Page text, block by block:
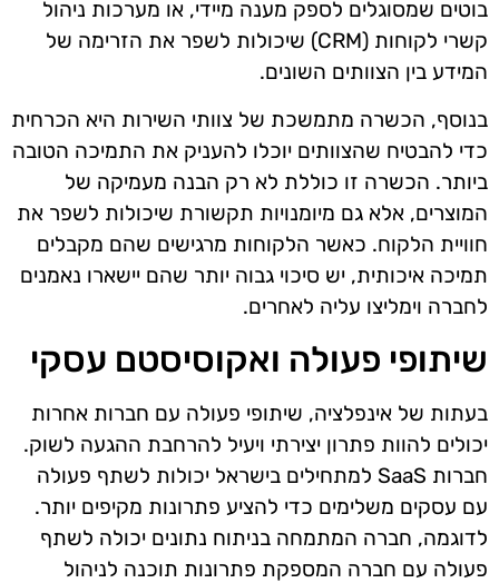
בוטים שמסוגלים לספק מענה מיידי, או מערכות ניהול
קשרי לקוחות (CRM) שיכולות לשפר את הזרימה של
המידע בין הצוותים השונים.
בנוסף, הכשרה מתמשכת של צוותי השירות היא הכרחית
כדי להבטיח שהצוותים יוכלו להעניק את התמיכה הטובה
ביותר. הכשרה זו כוללת לא רק הבנה מעמיקה של
המוצרים, אלא גם מיומנויות תקשורת שיכולות לשפר את
חוויית הלקוח. כאשר הלקוחות מרגישים שהם מקבלים
תמיכה איכותית, יש סיכוי גבוה יותר שהם יישארו נאמנים
לחברה וימליצו עליה לאחרים.
שיתופי פעולה ואקוסיסטם עסקי
בעתות של אינפלציה, שיתופי פעולה עם חברות אחרות
יכולים להוות פתרון יצירתי ויעיל להרחבת ההגעה לשוק.
חברות SaaS למתחילים בישראל יכולות לשתף פעולה
עם עסקים משלימים כדי להציע פתרונות מקיפים יותר.
לדוגמה, חברה המתמחה בניתוח נתונים יכולה לשתף
פעולה עם חברה המספקת פתרונות תוכנה לניהול